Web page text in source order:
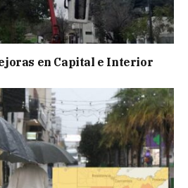
en Capital e Interior